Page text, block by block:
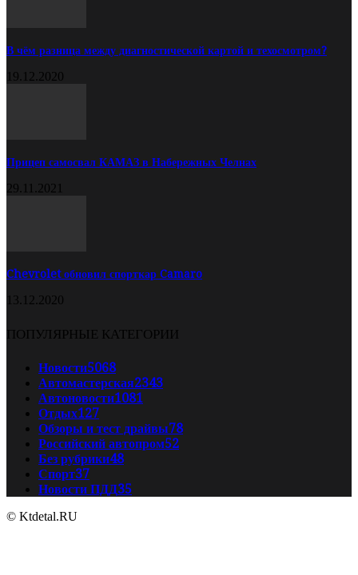
В чём разница между диагностической картой и техосмотром?
19.12.2020
Прицеп самосвал КАМАЗ в Набережных Челнах
29.11.2021
Chevrolet обновил спорткар Camaro
13.12.2020
ПОПУЛЯРНЫЕ КАТЕГОРИИ
Новости5068
Автомастерская2343
Автоновости1081
Отдых127
Обзоры и тест драйвы78
Российский автопром52
Без рубрики48
Спорт37
Новости ПДД35
© Ktdetal.RU